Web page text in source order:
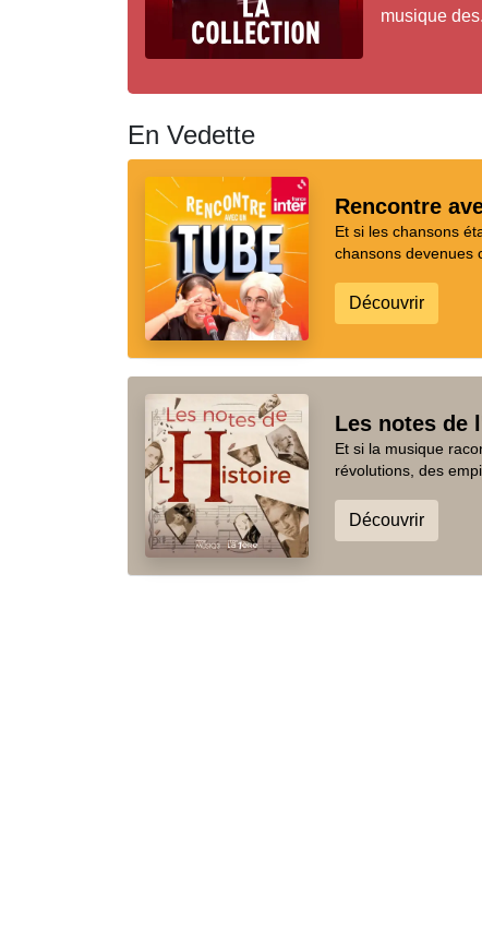
musique
En Vedette
Rencontre
Et si les chansons
chansons devenues
Découvrir
Les notes de
Et si la musique
révolutions, des
Découvrir